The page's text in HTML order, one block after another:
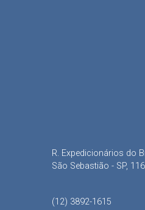
R. Expedicionários do
São Sebastião - SP,
(12) 3892-1615